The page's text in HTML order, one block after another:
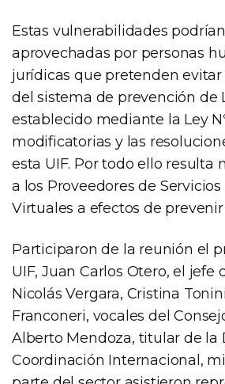
Estas vulnerabilidades
aprovechadas por personas
jurídicas que pretenden
del sistema de prevención de
establecido mediante la Ley
modificatorias y las
esta UIF. Por todo ello resulta
a los Proveedores de
Virtuales a efectos de prevenir
Participaron de la reunión el
UIF, Juan Carlos Otero, el jefe
Nicolás Vergara, Cristina
Franconeri, vocales del
Alberto Mendoza, titular de la
Coordinación Internacional,